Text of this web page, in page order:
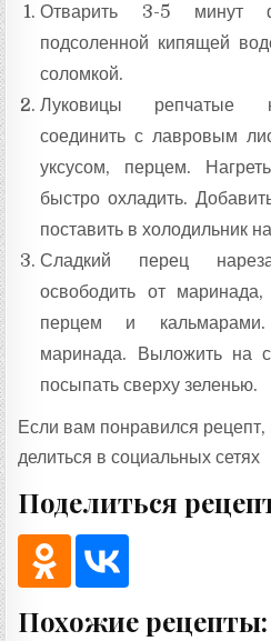
Отварить 3-5 минут
подсоленной кипящей
соломкой.
Луковицы репчатые
соединить с лавровым
уксусом, перцем.
быстро охладить.
поставить в холодильник
Сладкий перец
освободить от
перцем и
маринада. Выложить на
посыпать сверху зеленью.
Если вам понравился
делиться в социальных сетях
Поделиться
Похожие рецепты: